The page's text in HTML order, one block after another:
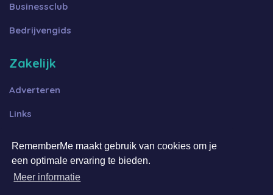
RememberMe maakt gebruik van cookies om je
een optimale ervaring te bieden.
Meer informatie
Businessclub
Bedrijvengids
Zakelijk
Adverteren
Links
Algemene voorwaarden FFOT